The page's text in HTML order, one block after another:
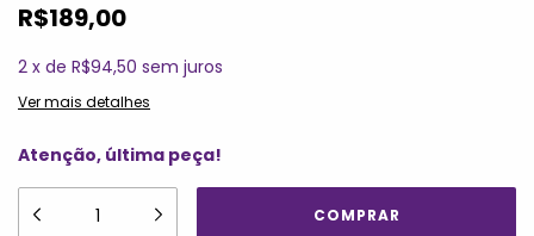
R$189,00
2 x de R$94,50 sem juros
Ver mais detalhes
Atenção, última peça!